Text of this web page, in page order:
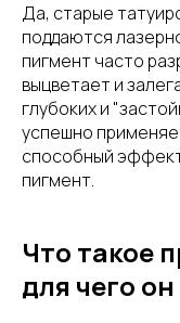
Да, старые
поддаются
пигмент часто
выцветает и
глубоких и
успешно
способный
пигмент.
Что такое
для чего